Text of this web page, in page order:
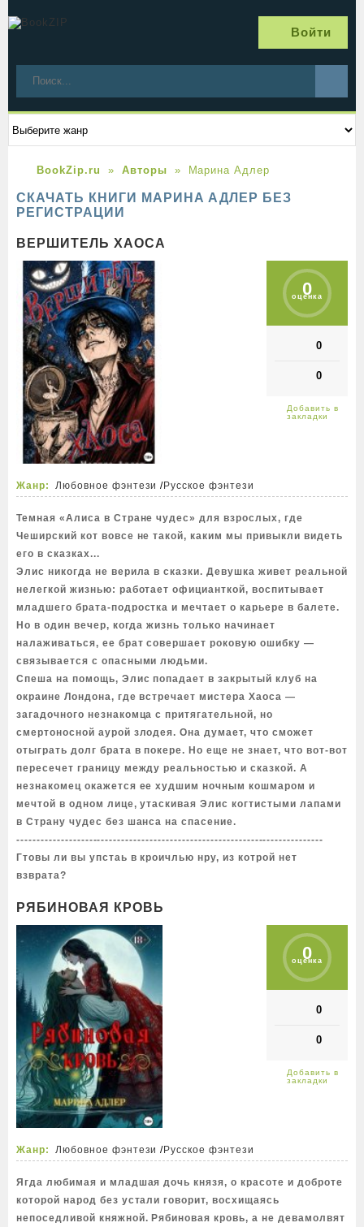
Войти
BookZip.ru Авторы Марина Адлер
СКАЧАТЬ КНИГИ МАРИНА АДЛЕР БЕЗ
РЕГИСТРАЦИИ
ВЕРШИТЕЛЬ ХАОСА
0
оценка
0
0
Жанр: Любовное фэнтези /Русское фэнтези
Темная «Алиса в Стране чудес» для взрослых, где
Чеширский кот вовсе не такой, каким мы привыкли видеть
его в сказках...
Элис никогда не верила в сказки. Девушка живет реальной
нелегкой жизнью: работает официанткой, воспитывает
младшего брата-подростка и мечтает о карьере в балете.
Но в один вечер, когда жизнь только начинает
налаживаться, ее брат совершает роковую ошибку —
связывается с опасными людьми.
Спеша на помощь, Элис попадает в закрытый клуб на
окраине Лондона, где встречает мистера Хаоса —
загадочного незнакомца с притягательной, но
смертоносной аурой злодея. Она думает, что сможет
отыграть долг брата в покере. Но еще не знает, что вот-вот
пересечет границу между реальностью и сказкой. А
незнакомец окажется ее худшим ночным кошмаром и
мечтой в одном лице, утаскивая Элис когтистыми лапами
в Страну чудес без шанса на спасение.
----------------------------------------------------------------------------
Гтовы ли вы упстаь в кроичлью нру, из котрой нет
взврата?
РЯБИНОВАЯ КРОВЬ
0
оценка
0
0
Жанр: Любовное фэнтези /Русское фэнтези
Ягда любимая и младшая дочь князя, о красоте и доброте
которой народ без устали говорит, восхищаясь
непоседливой княжной. Рябиновая кровь, а не девамолвят